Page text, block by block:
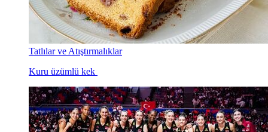
Tatlılar ve Atıştırmalıklar
Kuru üzümlü kek